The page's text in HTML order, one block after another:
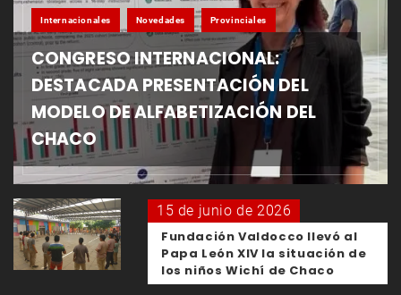
Internacionales Novedades Provinciales
CONGRESO INTERNACIONAL:
DESTACADA PRESENTACIÓN DEL
MODELO DE ALFABETIZACIÓN DEL
CHACO
15 de junio de 2026
Fundación Valdocco llevó al
Papa León XIV la situación de
los niños Wichí de Chaco